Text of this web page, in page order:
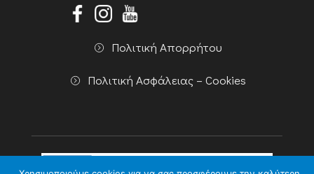
Πολιτική Απορρήτου
Πολιτική Ασφάλειας – Cookies